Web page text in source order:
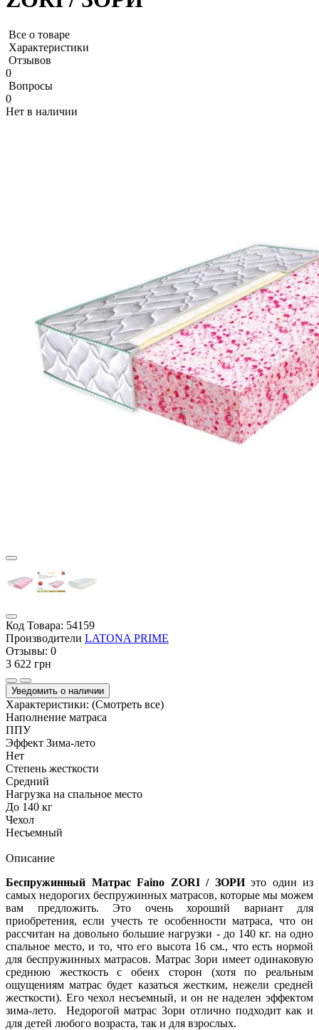
Все о товаре
Характеристики
Отзывов
0
Вопросы
0
Нет в наличии
Код Товара: 54159
Производители LATONA PRIME
Отзывы: 0
3 622 грн
Уведомить о наличии
Характеристики: (Смотреть все)
Наполнение матраса
ППУ
Эффект Зима-лето
Нет
Степень жесткости
Средний
Нагрузка на спальное место
До 140 кг
Чехол
Несъемный
Описание
Беспружинный Матрас Faino ZORI / ЗОРИ это один из
самых недорогих беспружинных матрасов, которые мы можем
вам предложить. Это очень хороший вариант для
приобретения, если учесть те особенности матраса, что он
рассчитан на довольно большие нагрузки - до 140 кг. на одно
спальное место, и то, что его высота 16 см., что есть нормой
для беспружинных матрасов. Матрас Зори имеет одинаковую
среднюю жесткость с обеих сторон (хотя по реальным
ощущениям матрас будет казаться жестким, нежели средней
жесткости). Его чехол несъемный, и он не наделен эффектом
зима-лето. Недорогой матрас Зори отлично подходит как и
для детей любого возраста, так и для взрослых.